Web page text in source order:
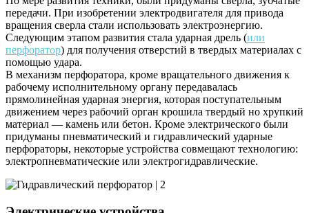
передачи. При изобретении электродвигателя для привода
вращения сверла стали использовать электроэнергию.
Следующим этапом развития стала ударная дрель (или
перфоратор) для получения отверстий в твердых материалах с
помощью удара.
В механизм перфоратора, кроме вращательного движения к
рабочему исполнительному органу передавалась
прямолинейная ударная энергия, которая поступательным
движением через рабочий орган крошила твердый но хрупкий
материал — камень или бетон. Кроме электрического были
придуманы пневматический и гидравлический ударные
перфораторы, некоторые устройства совмещают технологию:
электропневматические или электрогидравлические.